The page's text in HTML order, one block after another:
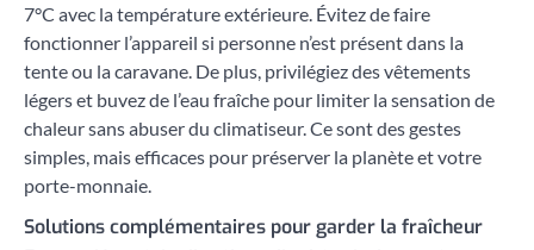
7°C avec la température extérieure. Évitez de faire
fonctionner l’appareil si personne n’est présent dans la
tente ou la caravane. De plus, privilégiez des vêtements
légers et buvez de l’eau fraîche pour limiter la sensation de
chaleur sans abuser du climatiseur. Ce sont des gestes
simples, mais efficaces pour préserver la planète et votre
porte-monnaie.
Solutions complémentaires pour garder la fraîcheur